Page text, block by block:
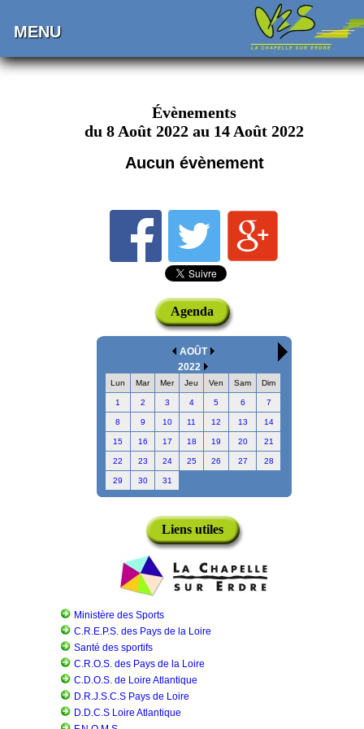
MENU
Évènements
du 8 Août 2022 au 14 Août 2022
Aucun évènement
Agenda
AOÛT
2022
Lun Mar Mer Jeu Ven Sam Dim
1 2 3 4 5 6 7
8 9 10 11 12 13 14
15 16 17 18 19 20 21
22 23 24 25 26 27 28
29 30 31
Liens utiles
Ministère des Sports
C.R.E.P.S. des Pays de la Loire
Santé des sportifs
C.R.O.S. des Pays de la Loire
C.D.O.S. de Loire Atlantique
D.R.J.S.C.S Pays de Loire
D.D.C.S Loire Atlantique